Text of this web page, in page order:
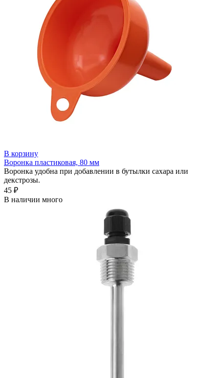
В корзину
Воронка пластиковая, 80 мм
Воронка удобна при добавлении в бутылки сахара или
декстрозы.
45 ₽
В наличии много